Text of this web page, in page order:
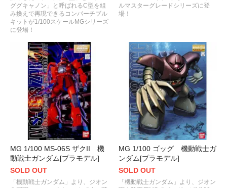
ググキャノン」と呼ばれるC型を組
み換えで再現できるコンパーチブル
キットが1/100スケールMGシリーズ
に登場！
ルマスターグレードシリーズに登
場！
MG 1/100 MS-06S ザクII 機
動戦士ガンダム[プラモデル]
SOLD OUT
「機動戦士ガンダム」より、ジオン
MG 1/100 ゴッグ 機動戦士ガ
ンダム[プラモデル]
SOLD OUT
「機動戦士ガンダム」より、ジオン